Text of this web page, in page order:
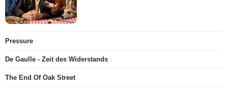
Pressure
De Gaulle - Zeit des Widerstands
The End Of Oak Street